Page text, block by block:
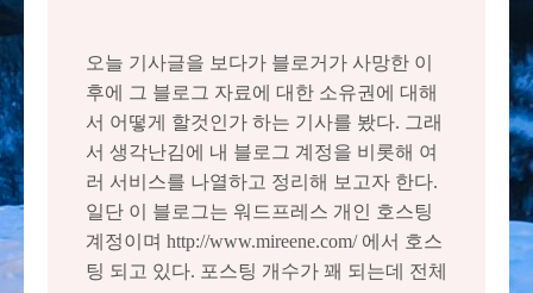
오늘 기사글을 보다가 블로거가 사망한 이
후에 그 블로그 자료에 대한 소유권에 대해
서 어떻게 할것인가 하는 기사를 봤다. 그래
서 생각난김에 내 블로그 계정을 비롯해 여
러 서비스를 나열하고 정리해 보고자 한다.
일단 이 블로그는 워드프레스 개인 호스팅
계정이며 http://www.mireene.com/ 에서 호스
팅 되고 있다. 포스팅 개수가 꽤 되는데 전체